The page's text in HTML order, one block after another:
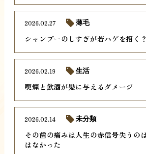
シャンプーのしすぎが若ハゲを招く？
2026.02.27 薄毛
喫煙と飲酒が髪に与えるダメージ
2026.02.19 生活
その歯の痛みは人生の赤信号失うの
はなかった
2026.02.14 未分類